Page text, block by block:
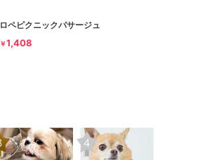
ロペピクニックパサージュ
￥1,408